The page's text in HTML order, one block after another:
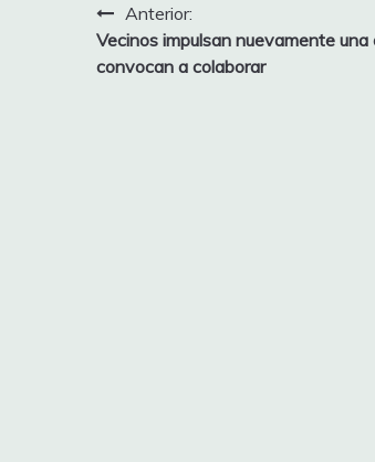
Navegación
de
Anterior:
Vecinos impulsan nuevamente una
convocan a colaborar